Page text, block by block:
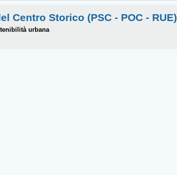
Centro Storico (PSC - POC - RUE)
urbana